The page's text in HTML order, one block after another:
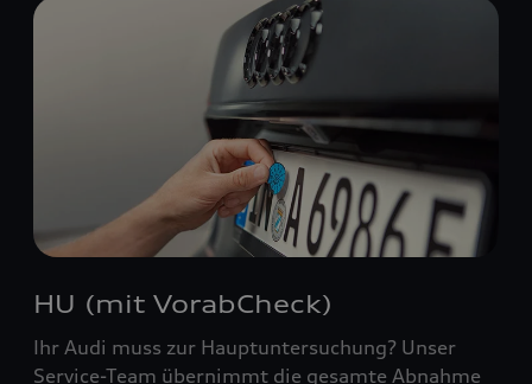
HU (mit VorabCheck)
Ihr Audi muss zur Hauptuntersuchung? Unser
Service-Team übernimmt die gesamte Abnahme